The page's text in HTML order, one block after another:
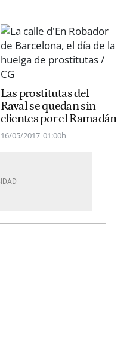
Las prostitutas del
Raval se quedan sin
clientes por el Ramadán
16/05/2017 01:00h